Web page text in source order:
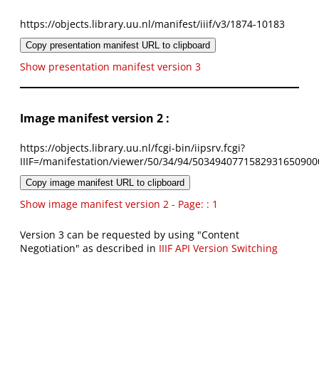
https://objects.library.uu.nl/manifest/iiif/v3/1874-10183
Copy presentation manifest URL to clipboard
Show presentation manifest version 3
Image manifest version 2 :
https://objects.library.uu.nl/fcgi-bin/iipsrv.fcgi?
IIIF=/manifestation/viewer/50/34/94/
Copy image manifest URL to clipboard
Show image manifest version 2 - Page: : 1
Version 3 can be requested by using "Content
Negotiation" as described in IIIF API Version Switching